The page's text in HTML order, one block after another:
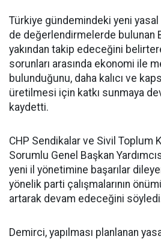
Türkiye gündemindeki yeni
de değerlendirmelerde bulunan
yakından takip edeceğini
sorunları arasında ekonomi ile
bulunduğunu, daha kalıcı ve
üretilmesi için katkı sunmaya
kaydetti.
CHP Sendikalar ve Sivil Toplum
Sorumlu Genel Başkan
yeni il yönetimine başarılar
yönelik parti çalışmalarının
artarak devam edeceğini
Demirci, yapılması planlanan